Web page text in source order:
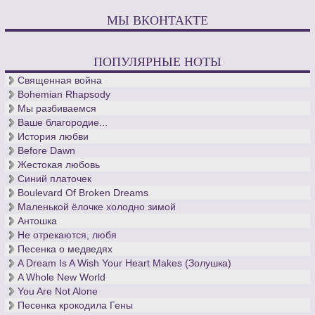
МЫ ВКОНТАКТЕ
ПОПУЛЯРНЫЕ НОТЫ
Священная война
Bohemian Rhapsody
Мы разбиваемся
Ваше благородие...
История любви
Before Dawn
Жестокая любовь
Синий платочек
Boulevard Of Broken Dreams
Маленькой ёлочке холодно зимой
Антошка
Не отрекаются, любя
Песенка о медведях
A Dream Is A Wish Your Heart Makes (Золушка)
A Whole New World
You Are Not Alone
Песенка крокодила Гены